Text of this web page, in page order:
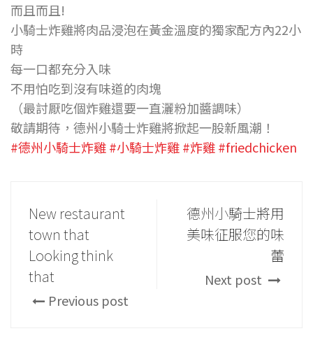
而且而且!
小騎士炸雞將肉品浸泡在黃金溫度的獨家配方內22小
時
每一口都充分入味
不用怕吃到沒有味道的肉塊
（最討厭吃個炸雞還要一直灑粉加醬調味）
敬請期待，德州小騎士炸雞將掀起一股新風潮！
#德州小騎士炸雞#小騎士炸雞#炸雞#friedchicken
New restaurant
town that
Looking think
that
Previous post
德州小騎士將用
美味征服您的味
蕾
Next post